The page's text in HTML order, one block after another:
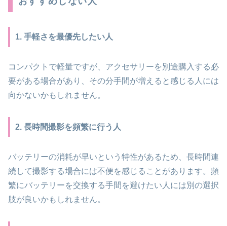
1. 手軽さを最優先したい人
コンパクトで軽量ですが、アクセサリーを別途購入する必
要がある場合があり、その分手間が増えると感じる人には
向かないかもしれません。
2. 長時間撮影を頻繁に行う人
バッテリーの消耗が早いという特性があるため、長時間連
続して撮影する場合には不便を感じることがあります。頻
繁にバッテリーを交換する手間を避けたい人には別の選択
肢が良いかもしれません。